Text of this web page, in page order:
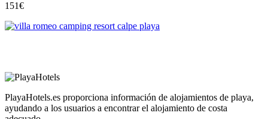
151€
PlayaHotels.es proporciona información de alojamientos de playa,
ayudando a los usuarios a encontrar el alojamiento de costa